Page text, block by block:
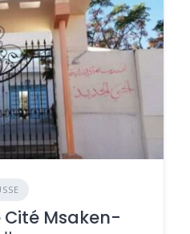
Cité Msaken-